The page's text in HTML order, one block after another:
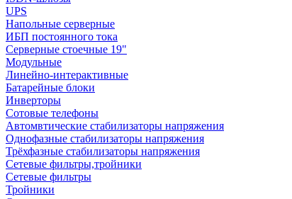
UPS
Напольные серверные
ИБП постоянного тока
Серверные стоечные 19"
Модульные
Линейно-интерактивные
Батарейные блоки
Инверторы
Сотовые телефоны
Автомвтические стабилизаторы напряжения
Однофазные стабилизаторы напряжения
Трёхфазные стабилизаторы напряжения
Сетевые фильтры,тройники
Сетевые фильтры
Тройники